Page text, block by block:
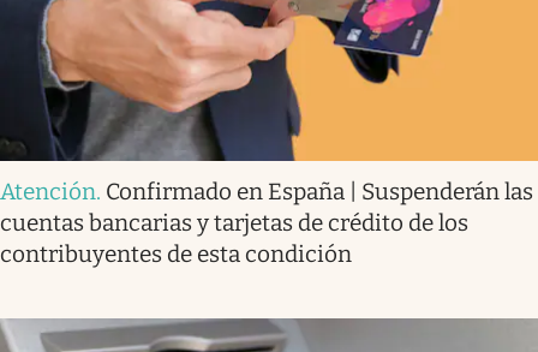
Atención. Confirmado en España | Suspenderán las
cuentas bancarias y tarjetas de crédito de los
contribuyentes de esta condición